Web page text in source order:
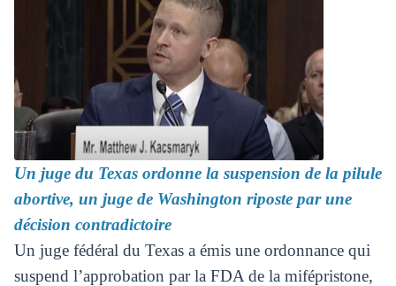
Un juge du Texas ordonne la suspension de la pilule
abortive, un juge de Washington riposte par une
décision contradictoire
Un juge fédéral du Texas a émis une ordonnance qui
suspend l’approbation par la FDA de la mifépristone,